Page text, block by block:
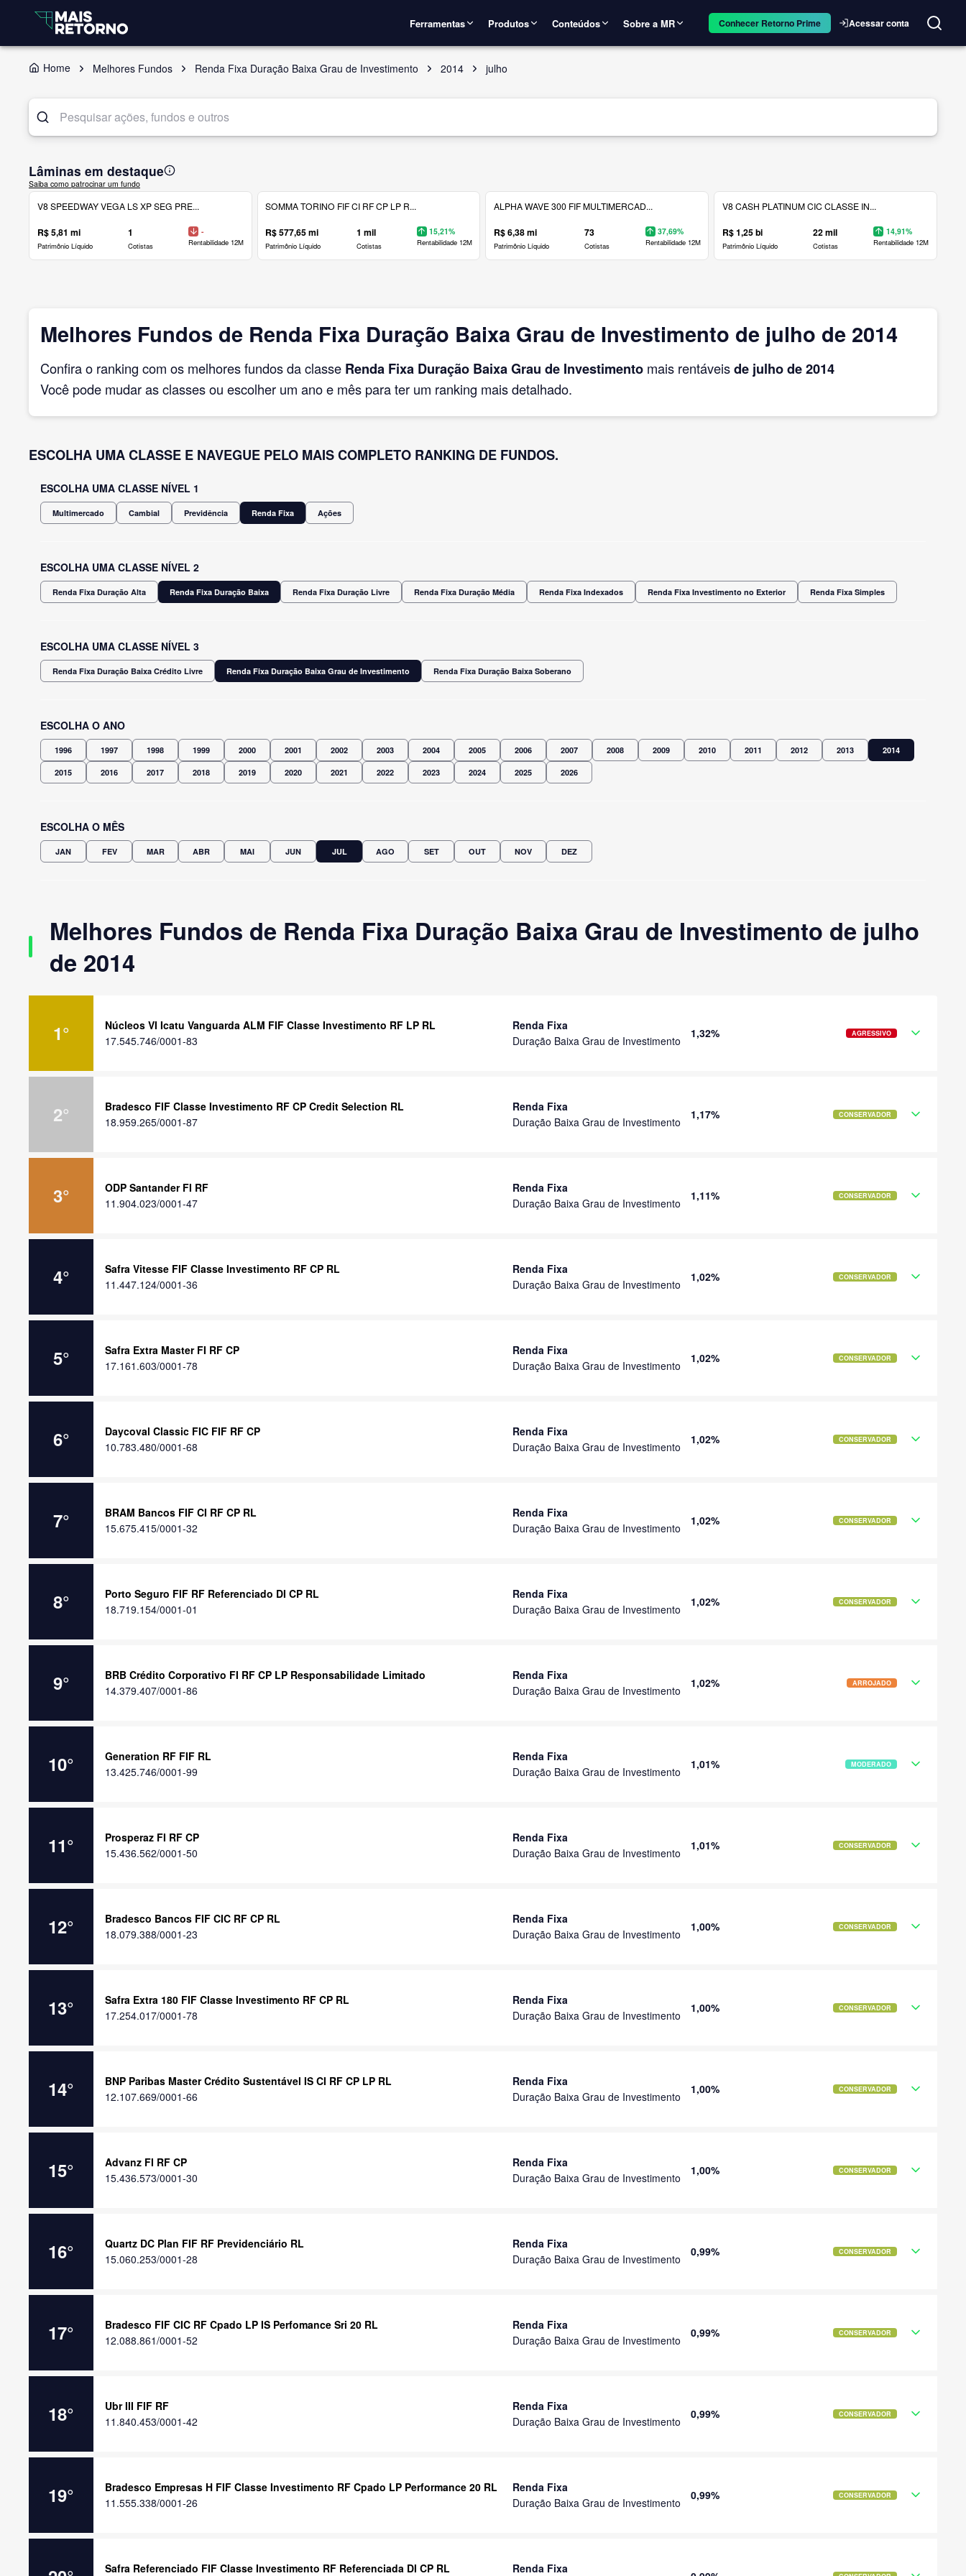
Ferramentas Produtos Conteúdos Sobre a MR Conhecer Retorno Prime Acessar conta
Home Melhores Fundos Renda Fixa Duração Baixa Grau de Investimento 2014 julho
Lâminas em destaque
Saiba como patrocinar um fundo
V8 SPEEDWAY VEGA LS XP SEG PRE...
R$ 5,81 mi
Patrimônio Líquido
1
Cotistas
-
Rentabilidade 12M
SOMMA TORINO FIF CI RF CP LP R...
R$ 577,65 mi
Patrimônio Líquido
1 mil
Cotistas
15,21%
Rentabilidade 12M
ALPHA WAVE 300 FIF MULTIMERCAD...
R$ 6,38 mi
Patrimônio Líquido
73
Cotistas
37,69%
Rentabilidade 12M
V8 CASH PLATINUM CIC CLASSE IN...
R$ 1,25 bi
Patrimônio Líquido
22 mil
Cotistas
14,91%
Rentabilidade 12M
Melhores Fundos de Renda Fixa Duração Baixa Grau de Investimento de julho de 2014
Confira o ranking com os melhores fundos da classe Renda Fixa Duração Baixa Grau de Investimento mais rentáveisde julhode 2014
Você pode mudar as classes ou escolher um ano e mês para ter um ranking mais detalhado.
ESCOLHA UMA CLASSE E NAVEGUE PELO MAIS COMPLETO RANKING DE FUNDOS.
ESCOLHA UMA CLASSE NÍVEL 1
Multimercado Cambial Previdência Renda Fixa Ações
ESCOLHA UMA CLASSE NÍVEL 2
Renda Fixa Duração Alta Renda Fixa Duração Baixa Renda Fixa Duração Livre Renda Fixa Duração Média Renda Fixa Indexados Renda Fixa Investimento no Exterior Renda Fixa Simples
ESCOLHA UMA CLASSE NÍVEL 3
Renda Fixa Duração Baixa Crédito Livre Renda Fixa Duração Baixa Grau de Investimento Renda Fixa Duração Baixa Soberano
ESCOLHA O ANO
1996 1997 1998 1999 2000 2001 2002 2003 2004 2005 2006 2007 2008 2009 2010 2011 2012 2013 2014
2015 2016 2017 2018 2019 2020 2021 2022 2023 2024 2025 2026
ESCOLHA O MÊS
JAN FEV MAR ABR MAI JUN JUL AGO SET OUT NOV DEZ
Melhores Fundos de Renda Fixa Duração Baixa Grau de Investimento de julho
de 2014
1°
Núcleos VI Icatu Vanguarda ALM FIF Classe Investimento RF LP RL
17.545.746/0001-83
Renda Fixa
Duração Baixa Grau de Investimento
1,32% AGRESSIVO
2°
Bradesco FIF Classe Investimento RF CP Credit Selection RL
18.959.265/0001-87
Renda Fixa
Duração Baixa Grau de Investimento
1,17% CONSERVADOR
3°
ODP Santander FI RF
11.904.023/0001-47
Renda Fixa
Duração Baixa Grau de Investimento
1,11% CONSERVADOR
4°
Safra Vitesse FIF Classe Investimento RF CP RL
11.447.124/0001-36
Renda Fixa
Duração Baixa Grau de Investimento
1,02% CONSERVADOR
5°
Safra Extra Master FI RF CP
17.161.603/0001-78
Renda Fixa
Duração Baixa Grau de Investimento
1,02% CONSERVADOR
6°
Daycoval Classic FIC FIF RF CP
10.783.480/0001-68
Renda Fixa
Duração Baixa Grau de Investimento
1,02% CONSERVADOR
7°
BRAM Bancos FIF CI RF CP RL
15.675.415/0001-32
Renda Fixa
Duração Baixa Grau de Investimento
1,02% CONSERVADOR
8°
Porto Seguro FIF RF Referenciado DI CP RL
18.719.154/0001-01
Renda Fixa
Duração Baixa Grau de Investimento
1,02% CONSERVADOR
9°
BRB Crédito Corporativo FI RF CP LP Responsabilidade Limitado
14.379.407/0001-86
Renda Fixa
Duração Baixa Grau de Investimento
1,02% ARROJADO
10°
Generation RF FIF RL
13.425.746/0001-99
Renda Fixa
Duração Baixa Grau de Investimento
1,01% MODERADO
11°
Prosperaz FI RF CP
15.436.562/0001-50
Renda Fixa
Duração Baixa Grau de Investimento
1,01% CONSERVADOR
12°
Bradesco Bancos FIF CIC RF CP RL
18.079.388/0001-23
Renda Fixa
Duração Baixa Grau de Investimento
1,00% CONSERVADOR
13°
Safra Extra 180 FIF Classe Investimento RF CP RL
17.254.017/0001-78
Renda Fixa
Duração Baixa Grau de Investimento
1,00% CONSERVADOR
14°
BNP Paribas Master Crédito Sustentável IS CI RF CP LP RL
12.107.669/0001-66
Renda Fixa
Duração Baixa Grau de Investimento
1,00% CONSERVADOR
15°
Advanz FI RF CP
15.436.573/0001-30
Renda Fixa
Duração Baixa Grau de Investimento
1,00% CONSERVADOR
16°
Quartz DC Plan FIF RF Previdenciário RL
15.060.253/0001-28
Renda Fixa
Duração Baixa Grau de Investimento
0,99% CONSERVADOR
17°
Bradesco FIF CIC RF Cpado LP IS Perfomance Sri 20 RL
12.088.861/0001-52
Renda Fixa
Duração Baixa Grau de Investimento
0,99% CONSERVADOR
18°
Ubr III FIF RF
11.840.453/0001-42
Renda Fixa
Duração Baixa Grau de Investimento
0,99% CONSERVADOR
19°
Bradesco Empresas H FIF Classe Investimento RF Cpado LP Performance 20 RL
11.555.338/0001-26
Renda Fixa
Duração Baixa Grau de Investimento
0,99% CONSERVADOR
Safra Referenciado FIF Classe Investimento RF Referenciada DI CP RL Renda Fixa